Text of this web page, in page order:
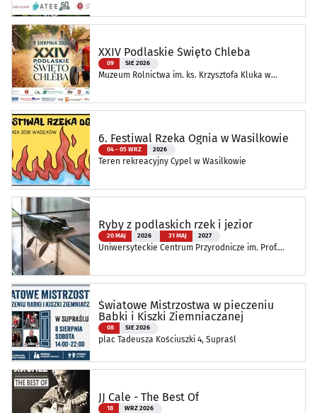
XXIV Podlaskie Święto Chleba
09 SIE 2026
Muzeum Rolnictwa im. ks. Krzysztofa Kluka w
6. Festiwal Rzeka Ognia w Wasilkowie
04 - 05 WRZ 2026
Teren rekreacyjny Cypel w Wasilkowie
Ryby z podlaskich rzek i jezior
20 MAJ 2026 31 MAJ 2027
Uniwersyteckie Centrum Przyrodnicze im. Prof.
Światowe Mistrzostwa w pieczeniu
Babki i Kiszki Ziemniaczanej
08 SIE 2026
plac Tadeusza Kościuszki 4, Supraśl
JJ Cale - The Best Of
18 WRZ 2026